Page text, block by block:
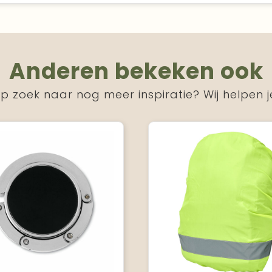
Anderen bekeken ook
zoek naar nog meer inspiratie? Wij helpen